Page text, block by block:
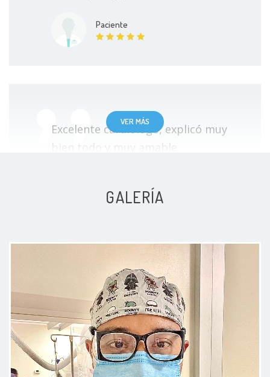
Paciente
Excelente cardiologo, explicó muy
bien todo y muy amable.
Todo excelente y muy lindo el
doctor muchas gracias por todo
Paciente
VER MÁS
GALERÍA